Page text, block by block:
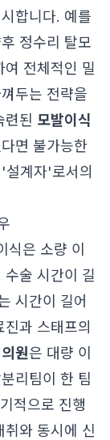
합니다. 예를
정수리 탈모
전체적인 밀
두는 전략을
련된 모발이식
면 불가능한
계자'로서의
은 소량 이
술 시간이 길
시간이 길어
과 스태프의
원은 대량 이
리팀이 한 팀
적으로 진행
와 동시에 신